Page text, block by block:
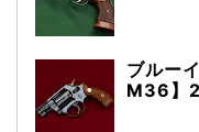
ブルー
M36】